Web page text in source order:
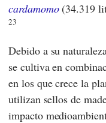
cardamomo(34.319
23
Debido a su
se cultiva en
en los que crece la
utilizan sellos de
impacto